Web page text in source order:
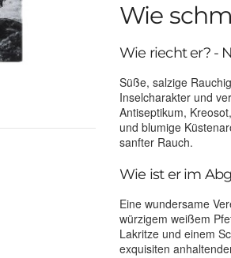
Wie
Wie riecht er? -
Süße, salzige
Inselcharakter und
Antiseptikum,
und blumige
sanfter Rauch.
Wie ist er im
Eine wundersame
würzigem weißem
Lakritze und einem
exquisiten